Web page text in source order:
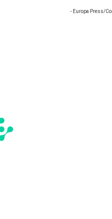
- Europa Press/